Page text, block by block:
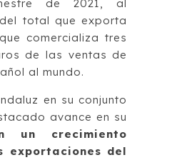
de 2021, al
total que exporta
comercializa tres
de las ventas de
al mundo.
en su conjunto
avance en su
un crecimiento
exportaciones del